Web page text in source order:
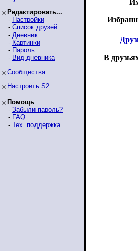
Редактировать...
- Настройки
- Список друзей
- Дневник
- Картинки
- Пароль
- Вид дневника
Сообщества
Настроить S2
Помощь
- Забыли пароль?
- FAQ
- Тех. поддержка
В